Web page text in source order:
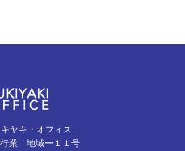
ヤキ・オフィス
業 地域ー１１号